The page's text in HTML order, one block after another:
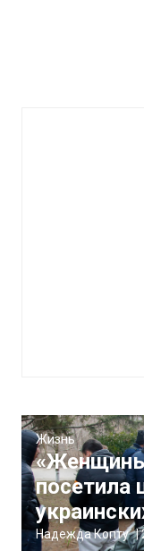
Жизнь
посетила
Надежда Копту |